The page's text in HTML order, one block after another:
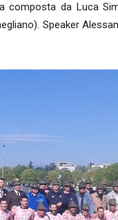
composta da Luca
Speaker